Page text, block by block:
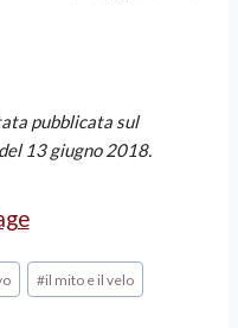
pubblicata sul
13 giugno 2018.
#il mito e il velo